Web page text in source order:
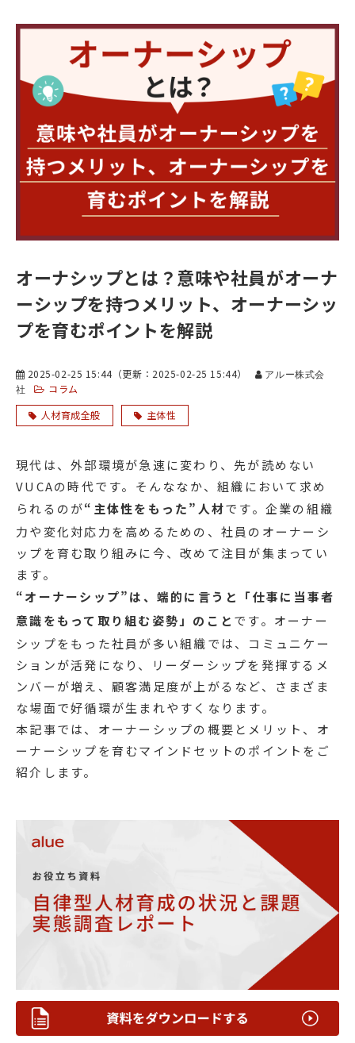
オーナシップとは？意味や社員がオーナ
ーシップを持つメリット、オーナーシッ
プを育むポイントを解説
2025-02-25 15:44（更新： 2025-02-25 15:44）
アルー株式会
社
コラム
人材育成全般
主体性
現代は、外部環境が急速に変わり、先が読めない
VUCAの時代です。そんななか、組織において求め
られるのが“主体性をもった”人材です。企業の組織
力や変化対応力を高めるための、社員のオーナーシ
ップを育む取り組みに今、改めて注目が集まってい
ます。
“オーナーシップ”は、端的に言うと「仕事に当事者
意識をもって取り組む姿勢」のこと です。オーナー
シップをもった社員が多い組織では、コミュニケー
ションが活発になり、リーダーシップを発揮するメ
ンバーが増え、顧客満足度が上がるなど、さまざま
な場面で好循環が生まれやすくなります。
本記事では、オーナーシップの概要とメリット、オ
ーナーシップを育むマインドセットのポイントをご
紹介します。